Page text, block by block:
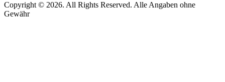
Copyright © 2026. All Rights Reserved. Alle Angaben ohne
Gewähr